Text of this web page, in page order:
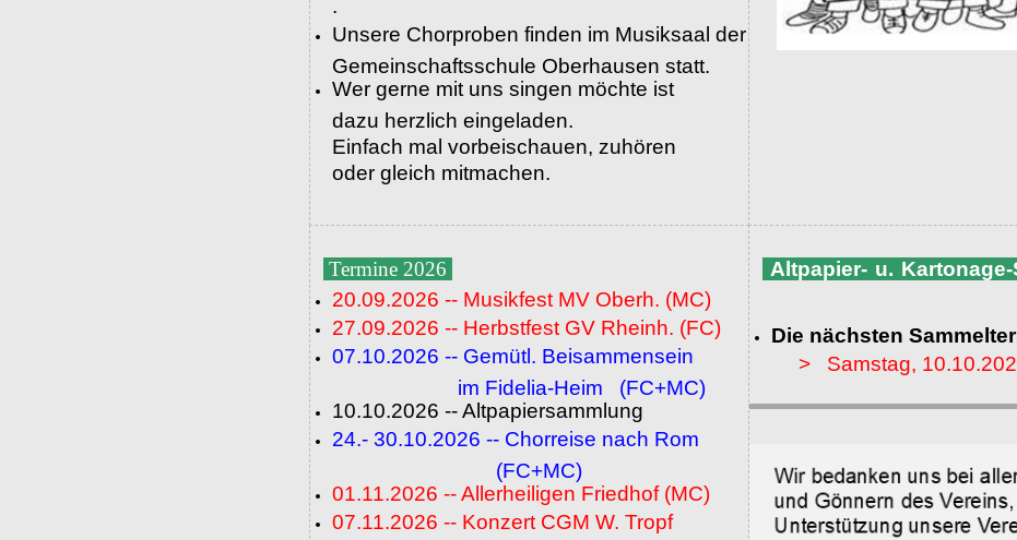
.
Unsere Chorproben finden im Musiksaal der
Gemeinschaftsschule Oberhausen statt.
Wer gerne mit uns singen möchte ist
dazu herzlich eingeladen.
Einfach mal vorbeischauen, zuhören
oder gleich mitmachen.
Termine 2026
20.09.2026 -- Musikfest MV Oberh. (MC)
27.09.2026 -- Herbstfest GV Rheinh. (FC)
07.10.2026 -- Gemütl. Beisammensein
im Fidelia-Heim (FC+MC)
10.10.2026 -- Altpapiersammlung
24.- 30.10.2026 -- Chorreise nach Rom
(FC+MC)
01.11.2026 -- Allerheiligen Friedhof (MC)
07.11.2026 -- Konzert CGM W. Tropf
Altpapier- u.
Die nächsten
> Samstag,